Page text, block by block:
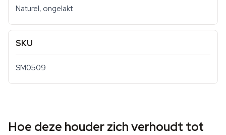
Naturel, ongelakt
SKU
SM0509
Hoe deze houder zich verhoudt tot